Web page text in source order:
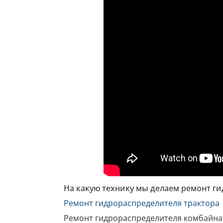
На какую технику мы делаем ремонт
Ремонт гидрораспределителя трактора
Ремонт гидрораспределителя комбайна